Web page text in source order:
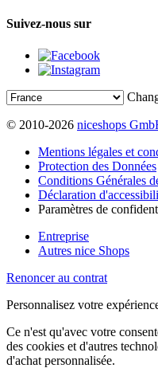
Suivez-nous sur
© 2010-2026 niceshops
Mentions légales et
Protection des Données
Conditions Générales
Déclaration
Paramètres de
Entreprise
Autres nice Shops
Renoncer au contrat
Personnalisez votre
Ce n'est qu'avec votre
des cookies et d'autres
d'achat personnalisée.